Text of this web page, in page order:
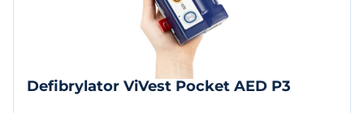
Defibrylator ViVest Pocket AED P3